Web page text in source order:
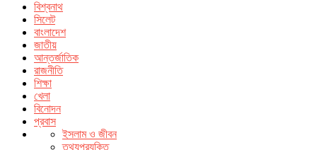
বিশ্বনাথ
সিলেট
বাংলাদেশ
জাতীয়
আন্তর্জাতিক
রাজনীতি
শিক্ষা
খেলা
বিনোদন
প্রবাস
ইসলাম ও জীবন
তথ্যপ্রযুক্তি